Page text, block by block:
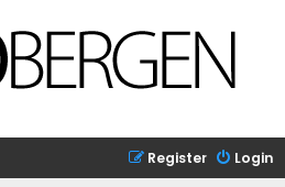
Login
Register